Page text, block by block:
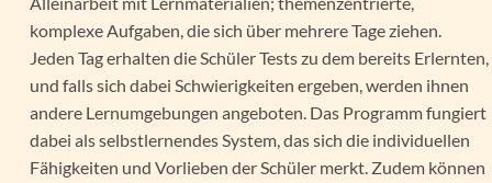
komplexe Aufgaben, die sich über mehrere Tage ziehen.
Jeden Tag erhalten die Schüler Tests zu dem bereits Erlernten,
und falls sich dabei Schwierigkeiten ergeben, werden ihnen
andere Lernumgebungen angeboten. Das Programm fungiert
dabei als selbstlernendes System, das sich die individuellen
Fähigkeiten und Vorlieben der Schüler merkt. Zudem können